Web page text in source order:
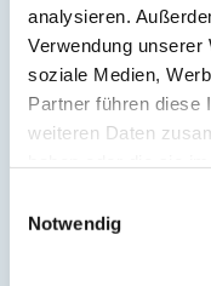
analysieren.
Verwendung
soziale Medien,
Partner führen diese
weiteren Daten
Notwendig
Bettwäsche inkl.
Geschirrtücher
Handtücher inkl.
Verpflegung:
für Allergiker